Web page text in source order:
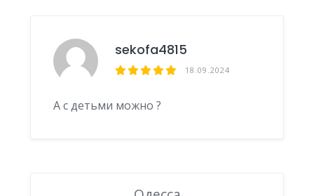
sekofa4815
18.09.2024
А с детьми можно ?